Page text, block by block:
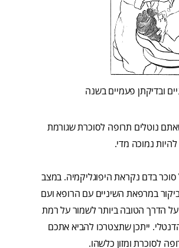
ובדיקתן פעמיים בשנה
נוטלים תרופה לסוכרת שגורמת
נמוכה מדי.
בדם נקראת היפוגליקמיה. במצב
במרפאת השיניים עם הרופא ועם
הדרך הטובה ביותר לשמור על רמת
ייתכן שתצטרכו להביא אתכם
לסוכרת ומזון כלשהו.